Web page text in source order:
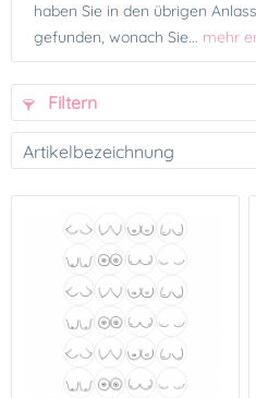
haben Sie in den übrigen
gefunden, wonach Sie... mehr
Filtern